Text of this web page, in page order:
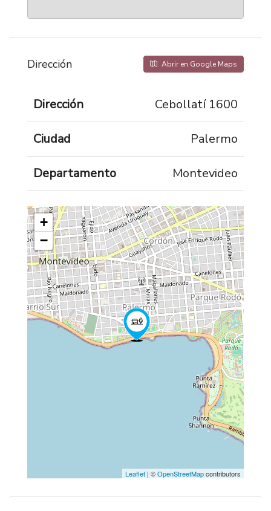
Dirección Abrir en Google Maps
Dirección Cebollatí 1600
Ciudad Palermo
Departamento Montevideo
+
−
Leaflet | ©OpenStreetMapcontributors